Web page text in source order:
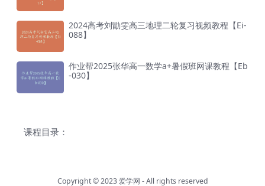
2024高考刘勖雯高三地理二轮复习视频教程【Ei-
088】
作业帮2025张华高一数学a+暑假班网课教程【Eb
-030】
课程目录：
Copyright © 2023爱学网 - All rights reserved